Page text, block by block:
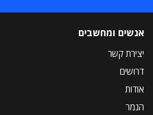
אנשים ומחשבים
יצירת קשר
דרושים
אודות
הנמר